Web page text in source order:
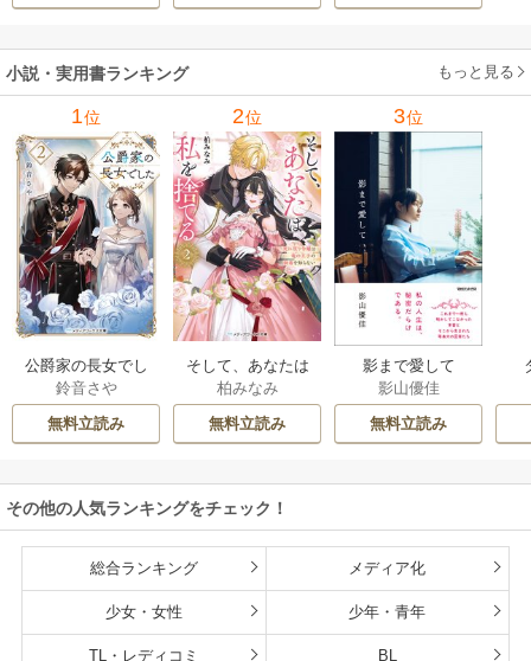
小説・実用書ランキング もっと見る
1位
公爵家の長女でし
た
鈴音さや
無料立読み
2位
そして、あなたは
私を捨てる
柏みなみ
無料立読み
3位
影まで愛して
影山優佳
無料立読み
その他の人気ランキングをチェック！
総合ランキング メディア化
少女・女性 少年・青年
TL・レディコミ BL